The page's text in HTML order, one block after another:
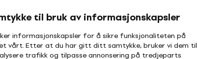
til bruk av informasjonskapsler
informasjonskapsler for å sikre funksjonaliteten på
vårt. Etter at du har gitt ditt samtykke, bruker vi dem til
trafikk og tilpasse annonsering på tredjeparts